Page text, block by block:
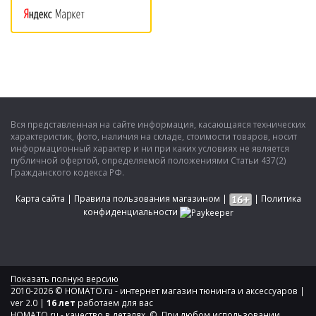
Вся представленная на сайте информация, касающаяся технических
характеристик, фото, наличия на складе, стоимости товаров, носит
информационный характер и ни при каких условиях не является
публичной офертой, определяемой положениями Статьи 437(2)
Гражданского кодекса РФ.
Карта сайта | Правила пользования магазином | | Политика
конфиденциальности
Показать полную версию
2010-2026 © HOMATO.ru - интернет магазин тюнинга и аксессуаров |
ver 2.0 | 16 лет работаем для вас